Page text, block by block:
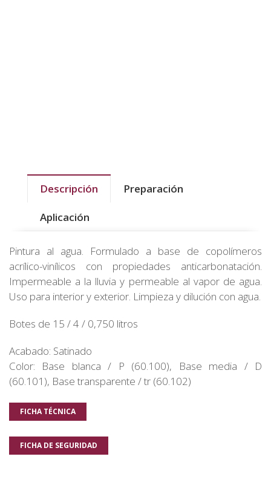
Descripción Preparación
Aplicación
Pintura al agua. Formulado a base de copolímeros
acrílico-vinílicos con propiedades anticarbonatación.
Impermeable a la lluvia y permeable al vapor de agua.
Uso para interior y exterior. Limpieza y dilución con agua.
Botes de 15 / 4 / 0,750 litros
Acabado: Satinado
Color: Base blanca / P (60.100), Base media / D
(60.101), Base transparente / tr (60.102)
FICHA TÉCNICA
FICHA DE SEGURIDAD